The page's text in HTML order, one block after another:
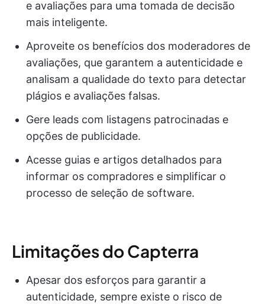
e avaliações para uma tomada de decisão
mais inteligente.
Aproveite os benefícios dos moderadores de
avaliações, que garantem a autenticidade e
analisam a qualidade do texto para detectar
plágios e avaliações falsas.
Gere leads com listagens patrocinadas e
opções de publicidade.
Acesse guias e artigos detalhados para
informar os compradores e simplificar o
processo de seleção de software.
Limitações do Capterra
Apesar dos esforços para garantir a
autenticidade, sempre existe o risco de